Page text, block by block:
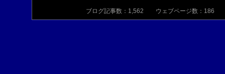
ブログ記事数：1,562 ウェブページ数：186